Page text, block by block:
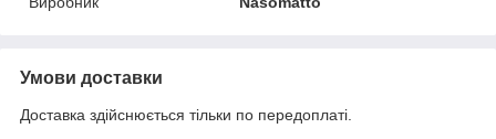
Умови доставки
Доставка здійснюється тільки по передоплаті.